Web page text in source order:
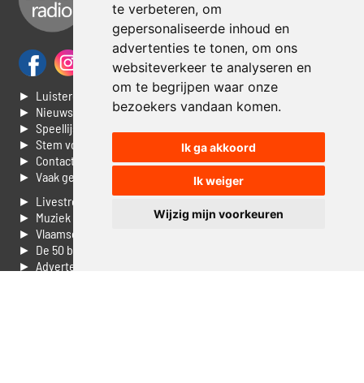
te verbeteren, om
gepersonaliseerde inhoud en
advertenties te tonen, om ons
websiteverkeer te analyseren en
om te begrijpen waar onze
bezoekers vandaan komen.
Ik ga akkoord
Ik weiger
Wijzig mijn voorkeuren
► Luisteren naar Jouwradio
► Nieuws
► Speellijst
► Stem voor de Dag top 3
► Contacteer ons
► Vaak gestelde vragen
► Livestream informatie
► Muziek opzoeken
► Vlaamse 100 Aller tijden
► De 50 beste van...
► Adverteren op Jouwradio